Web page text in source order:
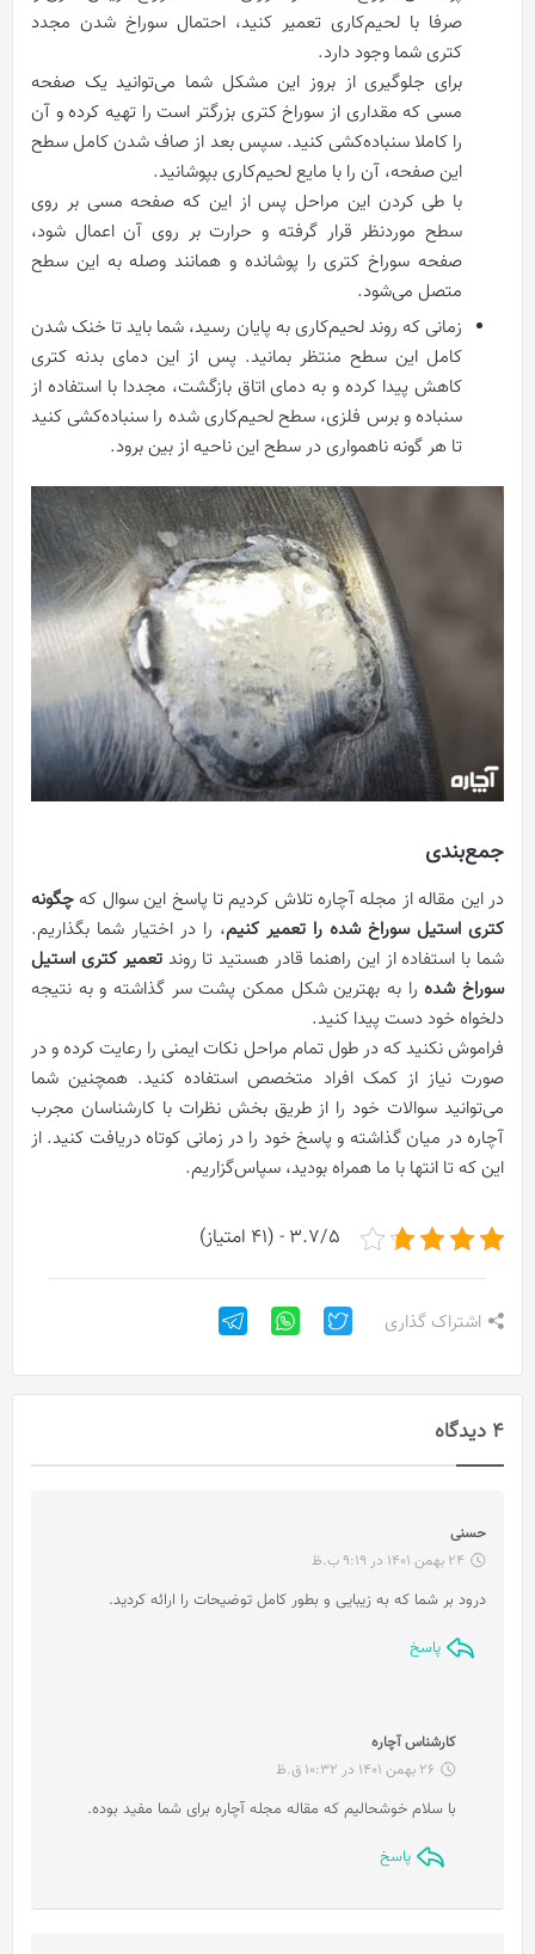
صرفا با لحیم‌کاری تعمیر کنید، احتمال سوراخ شدن مجدد
کتری شما وجود دارد.
برای جلوگیری از بروز این مشکل شما می‌توانید یک صفحه
مسی که مقداری از سوراخ کتری بزرگتر است را تهیه کرده و آن
را کاملا سنباده‌کشی کنید. سپس بعد از صاف شدن کامل سطح
این صفحه، آن را با مایع لحیم‌کاری بپوشانید.
با طی کردن این مراحل پس از این که صفحه مسی بر روی
سطح موردنظر قرار گرفته و حرارت بر روی آن اعمال شود،
صفحه سوراخ کتری را پوشانده و همانند وصله به این سطح
متصل می‌شود.
زمانی که روند لحیم‌کاری به پایان رسید، شما باید تا خنک شدن
کامل این سطح منتظر بمانید. پس از این دمای بدنه کتری
کاهش پیدا کرده و به دمای اتاق بازگشت، مجددا با استفاده از
سنباده و برس فلزی، سطح لحیم‌کاری شده را سنباده‌کشی کنید
تا هر گونه ناهمواری در سطح این ناحیه از بین برود.
جمع‌بندی
در این مقاله از مجله آچاره تلاش کردیم تا پاسخ این سوال که چگونه
کتری استیل سوراخ شده را تعمیر کنیم، را در اختیار شما بگذاریم.
شما با استفاده از این راهنما قادر هستید تا روندتعمیر کتری استیل
سوراخ شدهرا به بهترین شکل ممکن پشت سر گذاشته و به نتیجه
دلخواه خود دست پیدا کنید.
فراموش نکنید که در طول تمام مراحل نکات ایمنی را رعایت کرده و در
صورت نیاز از کمک افراد متخصص استفاده کنید. همچنین شما
می‌توانید سوالات خود را از طریق بخش نظرات با کارشناسان مجرب
آچاره در میان گذاشته و پاسخ خود را در زمانی کوتاه دریافت کنید. از
این که تا انتها با ما همراه بودید، سپاس‌گزاریم.
3.7/5 - (41 امتیاز)
اشتراک گذاری
4 دیدگاه
حسنی
ف24 بهمن 1401 در 9:19 ب.ظ
درود بر شما که به زیبایی و بطور کامل توضیحات را ارائه کردید.
پاسخ
کارشناس آچاره
ف
ت
26 بهمن 1401 در 10:32 ق.ظ
با سلام خوشحالیم که مقاله مجله آچاره برای شما مفید بوده.
پاسخ